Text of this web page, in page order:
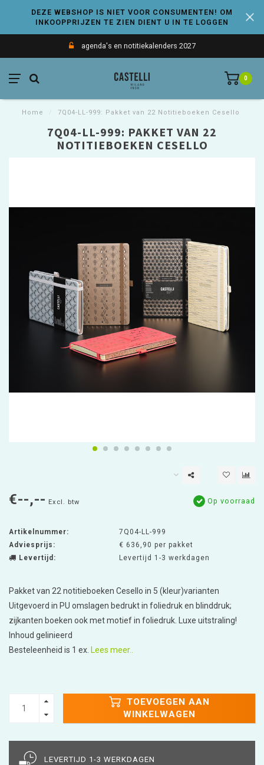
DEZE WEBSHOP IS NIET VOOR CONSUMENTEN! OM
INKOOPPRIJZEN TE ZIEN DIENT U IN TE LOGGEN
agenda's en notitiekalenders 2027
0
Home 7Q04-LL-999: Pakket van 22 Notitieboeken Cesello
7Q04-LL-999: PAKKET VAN 22
NOTITIEBOEKEN CESELLO
€--,-- Excl. btw Op voorraad
Artikelnummer:
7Q04-LL-999
Adviesprijs:
€ 636,90 per pakket
Levertijd:
Levertijd 1-3 werkdagen
Pakket van 22 notitieboeken Cesello in 5 (kleur)varianten
Uitgevoerd in PU omslagen bedrukt in foliedruk en blinddruk;
zijkanten boeken ook met motief in foliedruk. Luxe uitstraling!
Inhoud gelinieerd
Besteleenheid is 1 ex. Lees meer..
TOEVOEGEN AAN
WINKELWAGEN
LEVERTIJD 1-3 WERKDAGEN